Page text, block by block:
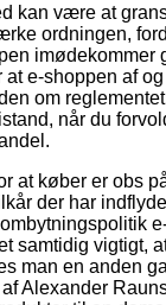
kan være at
ordningen,
at e-shoppen af
om
når du
at køber er obs
der har
samtidig vigtigt,
man en anden
Alexander